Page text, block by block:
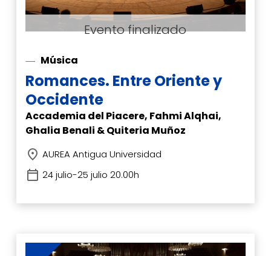
Música
Romances. Entre Oriente y
Occidente
Accademia del Piacere, Fahmi Alqhai,
Ghalia Benali & Quiteria Muñoz
AUREA Antigua Universidad
24 julio-25 julio 20.00h